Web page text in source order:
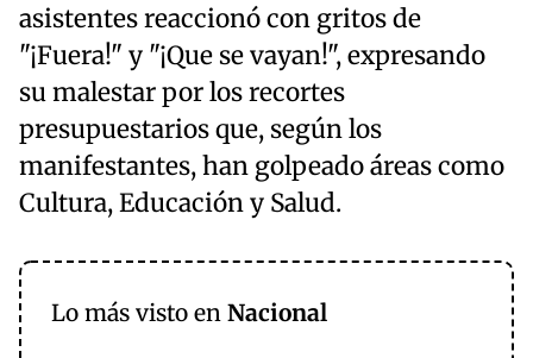
asistentes reaccionó con gritos de
"¡Fuera!" y "¡Que se vayan!", expresando
su malestar por los recortes
presupuestarios que, según los
manifestantes, han golpeado áreas como
Cultura, Educación y Salud.
Lo más visto en Nacional